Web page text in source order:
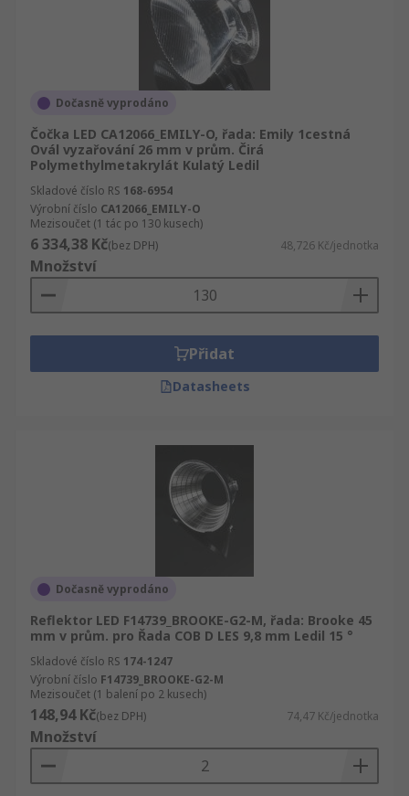
Dočasně vyprodáno
Čočka LED CA12066_EMILY-O, řada: Emily 1cestná
Ovál vyzařování 26 mm v prům. Čirá
Polymethylmetakrylát Kulatý Ledil
Skladové číslo RS 168-6954
Výrobní číslo CA12066_EMILY-O
Mezisoučet (1 tác po 130 kusech)
6 334,38 Kč(bez DPH) 48,726 Kč/jednotka
Množství
Přidat
Datasheets
Dočasně vyprodáno
Reflektor LED F14739_BROOKE-G2-M, řada: Brooke 45
mm v prům. pro Řada COB D LES 9,8 mm Ledil 15 °
Skladové číslo RS 174-1247
Výrobní číslo F14739_BROOKE-G2-M
Mezisoučet (1 balení po 2 kusech)
148,94 Kč(bez DPH) 74,47 Kč/jednotka
Množství